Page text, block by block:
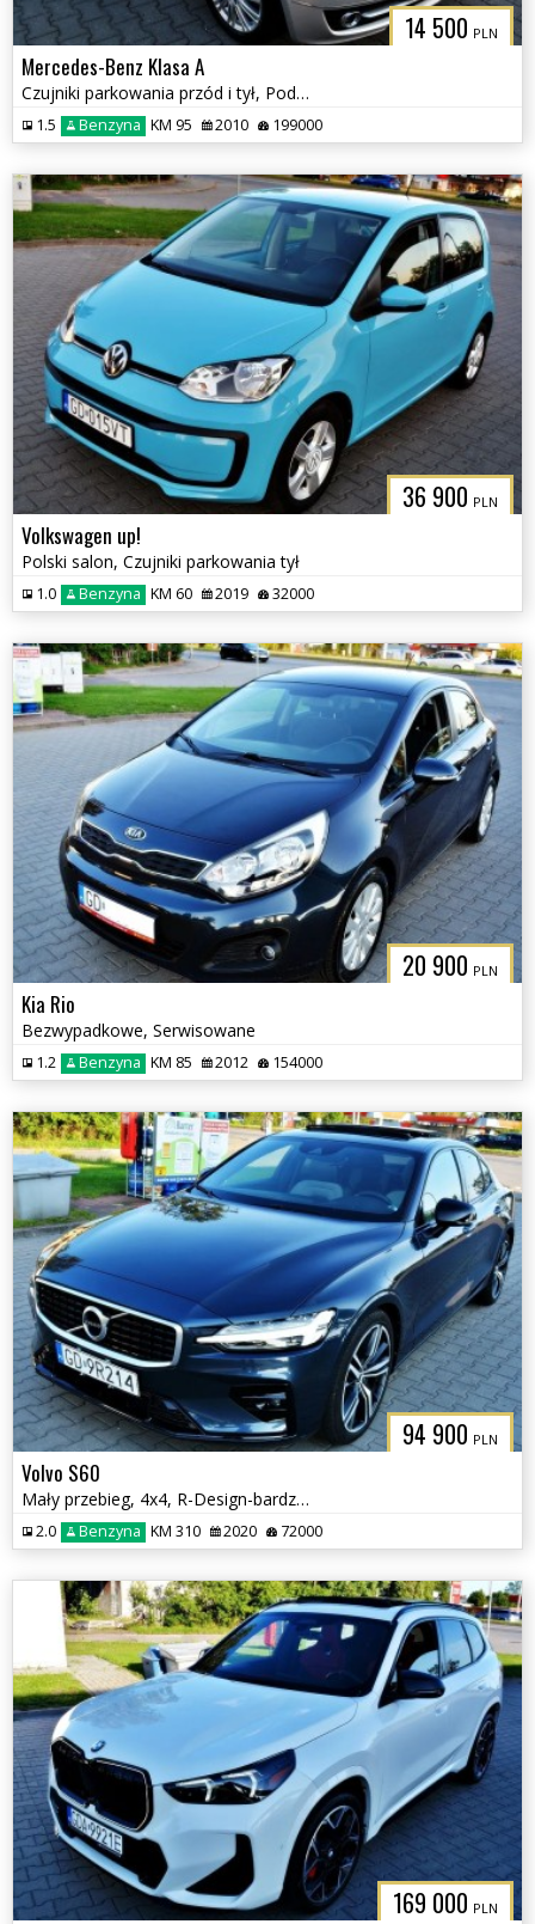
14 500 PLN
Mercedes-Benz Klasa A
Czujniki parkowania przód i tył, Podgrzewane fotele
1.5 Benzyna KM 95 2010 199000
36 900 PLN
Volkswagen up!
Polski salon, Czujniki parkowania tył
1.0 Benzyna KM 60 2019 32000
20 900 PLN
Kia Rio
Bezwypadkowe, Serwisowane
1.2 Benzyna KM 85 2012 154000
94 900 PLN
Volvo S60
Mały przebieg, 4x4, R-Design-bardzo bogate wyposażenie
2.0 Benzyna KM 310 2020 72000
169 000 PLN